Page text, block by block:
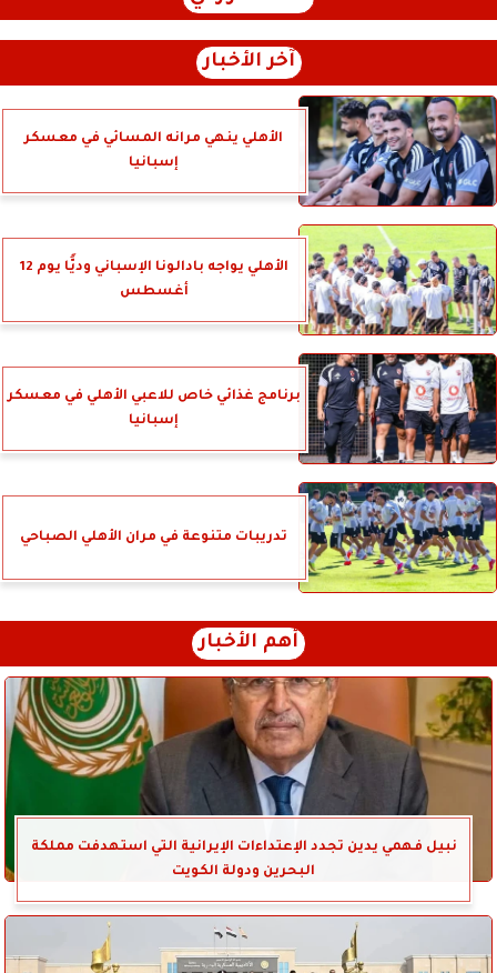
آخر الأخبار
الأهلي ينهي مرانه المسائي في معسكر
إسبانيا
الأهلي يواجه بادالونا الإسباني وديًّا يوم 12
أغسطس
برنامج غذائي خاص للاعبي الأهلي في معسكر
إسبانيا
تدريبات متنوعة في مران الأهلي الصباحي
أهم الأخبار
نبيل فهمي يدين تجدد الإعتداءات الإيرانية التي استهدفت مملكة
البحرين ودولة الكويت